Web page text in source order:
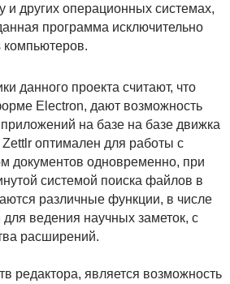
и других операционных системах,
программа исключительно
данного проекта считают, что
Electron, дают возможность
на базе на базе движка
оптимален для работы с
документов одновременно, при
системой поиска файлов в
различные функции, в числе
ведения научных заметок, с
расширений.
редактора, является возможность